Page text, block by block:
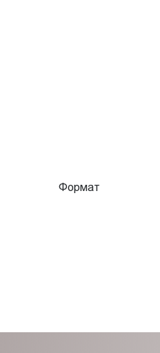
Формат